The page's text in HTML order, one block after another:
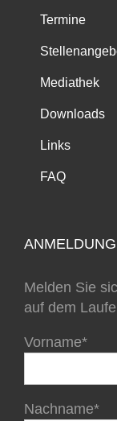
Termine
Mediathek
Downloads
Links
FAQ
Melden Sie
auf dem
Vorname*
Nachname*